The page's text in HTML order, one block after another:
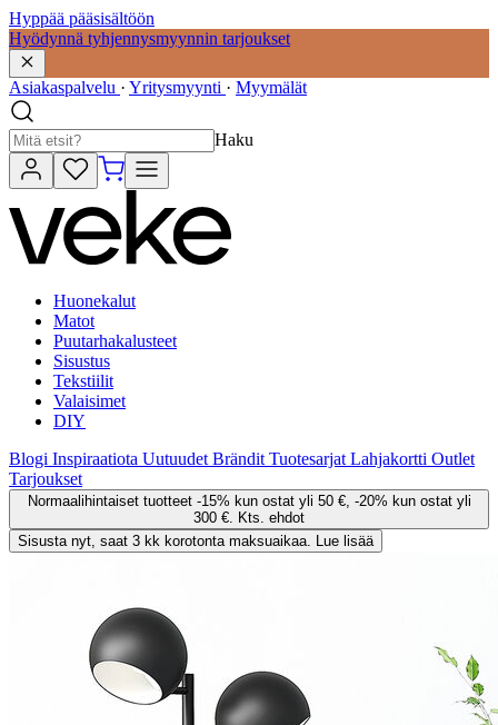
Hyppää pääsisältöön
Hyödynnä tyhjennysmyynnin tarjoukset
Asiakaspalvelu · Yritysmyynti · Myymälät
Haku
Huonekalut
Matot
Puutarhakalusteet
Sisustus
Tekstiilit
Valaisimet
DIY
Blogi Inspiraatiota Uutuudet Brändit Tuotesarjat Lahjakortti Outlet
Tarjoukset
Normaalihintaiset tuotteet -15% kun ostat yli 50 €, -20% kun ostat yli
300 €. Kts. ehdot
Sisusta nyt, saat 3 kk korotonta maksuaikaa. Lue lisää